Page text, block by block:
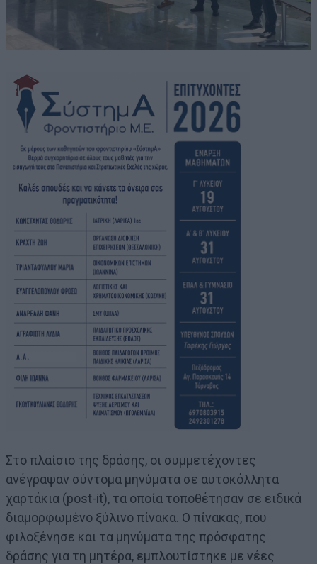
Στο πλαίσιο της δράσης, οι συμμετέχοντες
ανέγραψαν σύντομα μηνύματα σε αυτοκόλλητα
χαρτάκια (post-it), τα οποία τοποθέτησαν σε ειδικά
διαμορφωμένο ξύλινο πίνακα. Ο πίνακας, που
φιλοξένησε και τα μηνύματα της πρόσφατης
δράσης για τη μητέρα, εμπλουτίστηκε με νέες